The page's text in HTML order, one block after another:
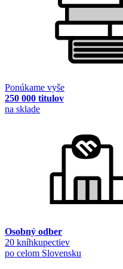
Ponúkame vyše
250 000 titulov
na sklade
Osobný odber
20 kníhkupectiev
po celom Slovensku